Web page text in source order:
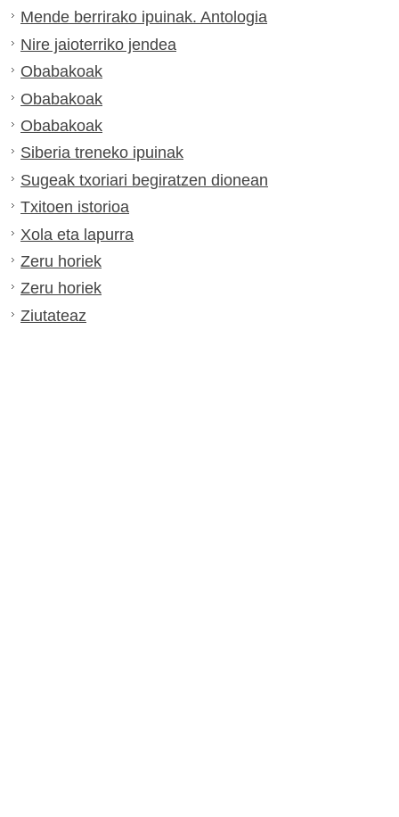
Mende berrirako ipuinak. Antologia
Nire jaioterriko jendea
Obabakoak
Obabakoak
Obabakoak
Siberia treneko ipuinak
Sugeak txoriari begiratzen dionean
Txitoen istorioa
Xola eta lapurra
Zeru horiek
Zeru horiek
Ziutateaz